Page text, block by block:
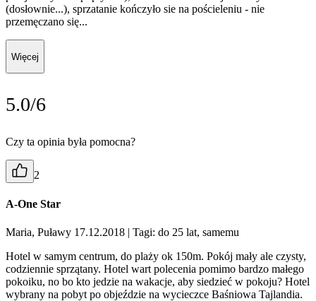
(dosłownie...), sprzatanie kończyło sie na pościeleniu - nie
przemęczano się...
Więcej
5.0/6
Czy ta opinia była pomocna?
2
A-One Star
Maria, Puławy 17.12.2018 | Tagi: do 25 lat, samemu
Hotel w samym centrum, do plaży ok 150m. Pokój mały ale czysty,
codziennie sprzątany. Hotel wart polecenia pomimo bardzo małego
pokoiku, no bo kto jedzie na wakacje, aby siedzieć w pokoju? Hotel
wybrany na pobyt po objeździe na wycieczce Baśniowa Tajlandia.